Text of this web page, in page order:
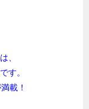
、
す。
載！